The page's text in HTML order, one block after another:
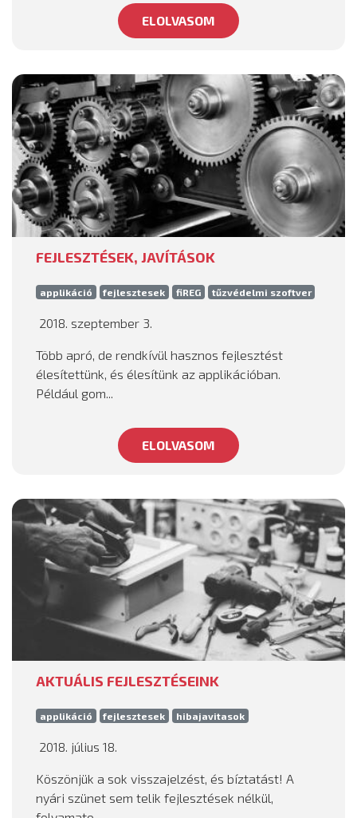
ELOLVASOM
FEJLESZTÉSEK, JAVÍTÁSOK
applikáció fejlesztesek fiREG tűzvédelmi szoftver
2018. szeptember 3.
Több apró, de rendkívül hasznos fejlesztést
élesítettünk, és élesítünk az applikációban.
Például gom...
ELOLVASOM
AKTUÁLIS FEJLESZTÉSEINK
applikáció fejlesztesek hibajavitasok
2018. július 18.
Köszönjük a sok visszajelzést, és bíztatást! A
nyári szünet sem telik fejlesztések nélkül,